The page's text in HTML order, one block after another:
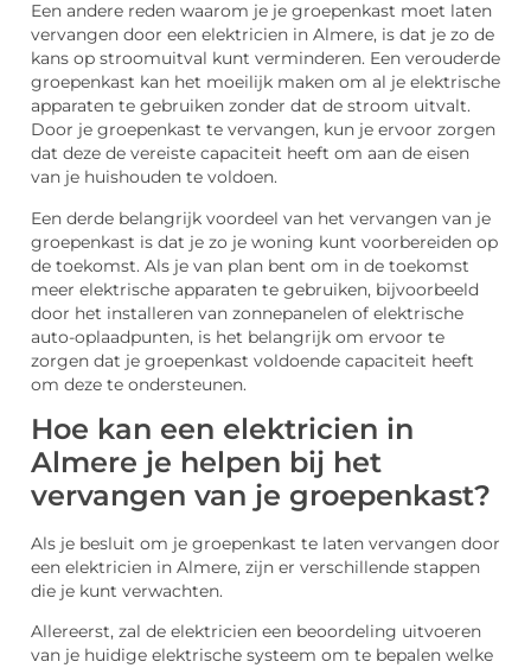
Een andere reden waarom je je groepenkast moet laten
vervangen door een elektricien in Almere, is dat je zo de
kans op stroomuitval kunt verminderen. Een verouderde
groepenkast kan het moeilijk maken om al je elektrische
apparaten te gebruiken zonder dat de stroom uitvalt.
Door je groepenkast te vervangen, kun je ervoor zorgen
dat deze de vereiste capaciteit heeft om aan de eisen
van je huishouden te voldoen.
Een derde belangrijk voordeel van het vervangen van je
groepenkast is dat je zo je woning kunt voorbereiden op
de toekomst. Als je van plan bent om in de toekomst
meer elektrische apparaten te gebruiken, bijvoorbeeld
door het installeren van zonnepanelen of elektrische
auto-oplaadpunten, is het belangrijk om ervoor te
zorgen dat je groepenkast voldoende capaciteit heeft
om deze te ondersteunen.
Hoe kan een elektricien in
Almere je helpen bij het
vervangen van je groepenkast?
Als je besluit om je groepenkast te laten vervangen door
een elektricien in Almere, zijn er verschillende stappen
die je kunt verwachten.
Allereerst, zal de elektricien een beoordeling uitvoeren
van je huidige elektrische systeem om te bepalen welke